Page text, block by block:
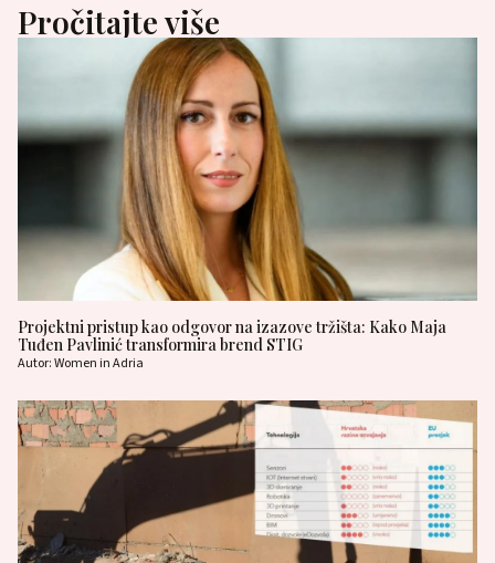
Pročitajte više
Projektni pristup kao odgovor na izazove tržišta: Kako Maja
Tuđen Pavlinić transformira brend STIG
Autor: Women in Adria